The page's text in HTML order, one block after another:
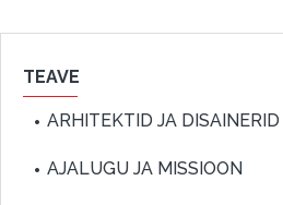
TEAVE
ARHITEKTID JA DISAINERID
AJALUGU JA MISSIOON